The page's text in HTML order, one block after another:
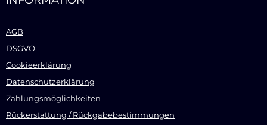
AGB
DSGVO
Cookieerklärung
Datenschutzerklärung
Zahlungsmöglichkeiten
Rückerstattung / Rückgabebestimmungen